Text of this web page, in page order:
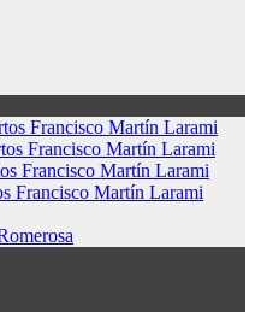
Francisco Martín Larami
Francisco Martín Larami
Francisco Martín Larami
Francisco Martín Larami